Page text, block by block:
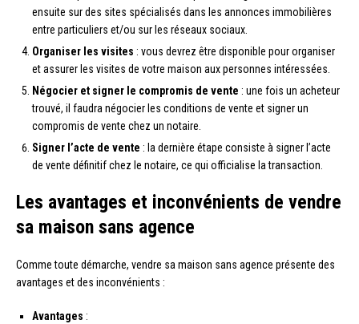
ensuite sur des sites spécialisés dans les annonces immobilières
entre particuliers et/ou sur les réseaux sociaux.
Organiser les visites : vous devrez être disponible pour organiser
et assurer les visites de votre maison aux personnes intéressées.
Négocier et signer le compromis de vente : une fois un acheteur
trouvé, il faudra négocier les conditions de vente et signer un
compromis de vente chez un notaire.
Signer l’acte de vente : la dernière étape consiste à signer l’acte
de vente définitif chez le notaire, ce qui officialise la transaction.
Les avantages et inconvénients de vendre
sa maison sans agence
Comme toute démarche, vendre sa maison sans agence présente des
avantages et des inconvénients :
Avantages :